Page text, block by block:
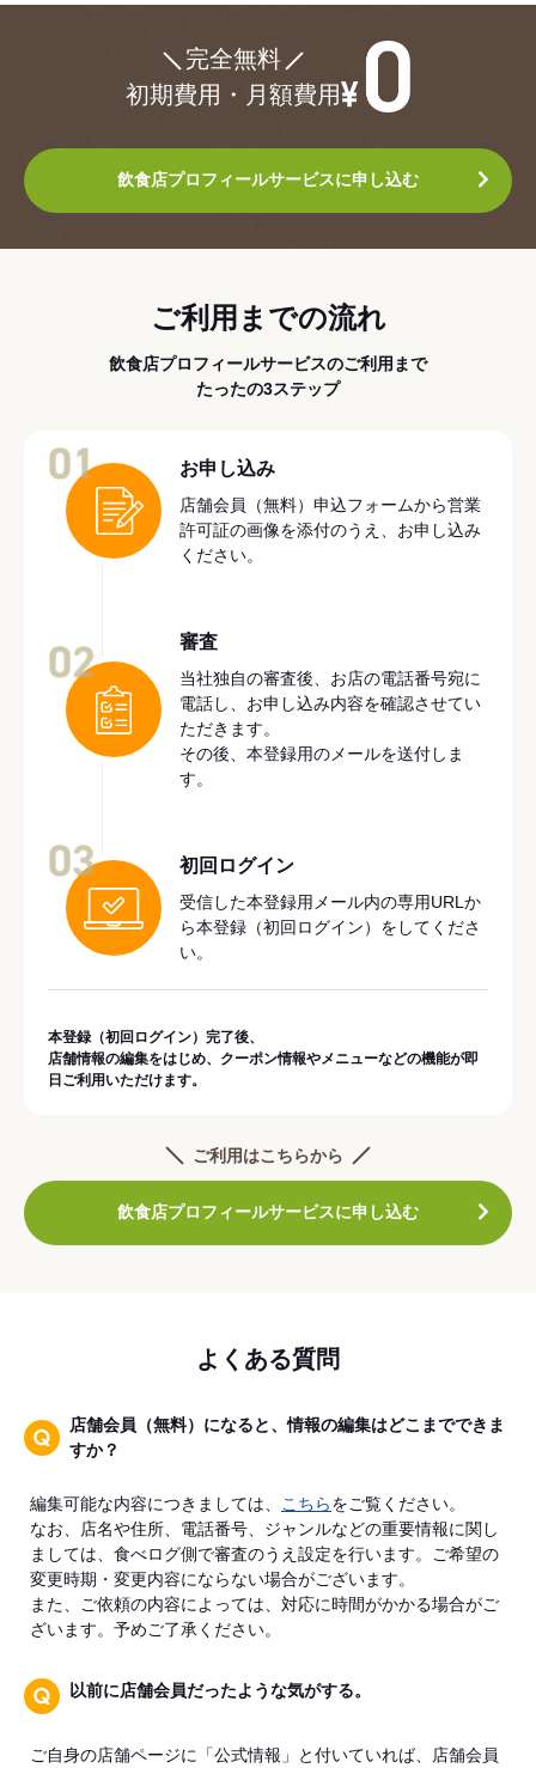
完全無料
初期費用・月額費用
飲食店プロフィールサービスに申し込む
ご利用までの流れ
飲食店プロフィールサービスのご利用まで
たったの3ステップ
お申し込み
店舗会員（無料）申込フォームから営業
許可証の画像を添付のうえ、お申し込み
ください。
審査
当社独自の審査後、お店の電話番号宛に
電話し、お申し込み内容を確認させてい
ただきます。
その後、本登録用のメールを送付しま
す。
初回ログイン
受信した本登録用メール内の専用URLか
ら本登録（初回ログイン）をしてくださ
い。
本登録（初回ログイン）完了後、
店舗情報の編集をはじめ、クーポン情報やメニューなどの機能が即
日ご利用いただけます。
ご利用はこちらから
飲食店プロフィールサービスに申し込む
よくある質問
店舗会員（無料）になると、情報の編集はどこまでできま
すか？
編集可能な内容につきましては、 こちらをご覧ください。
なお、店名や住所、電話番号、ジャンルなどの重要情報に関し
ましては、食べログ側で審査のうえ設定を行います。ご希望の
変更時期・変更内容にならない場合がございます。
また、ご依頼の内容によっては、対応に時間がかかる場合がご
ざいます。予めご了承ください。
以前に店舗会員だったような気がする。
ご自身の店舗ページに「公式情報」と付いていれば、店舗会員